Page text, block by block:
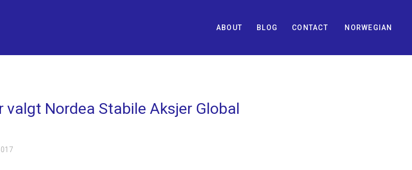
ABOUT BLOG CONTACT NORWEGIAN
valgt Nordea Stabile Aksjer Global